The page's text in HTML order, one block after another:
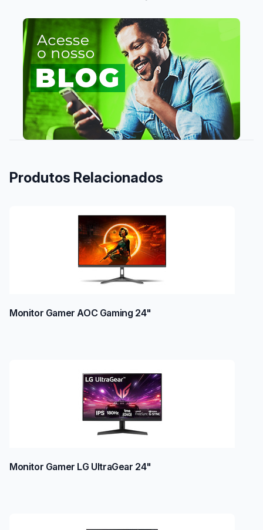
Produtos Relacionados
Monitor Gamer AOC Gaming 24"
Monitor Gamer LG UltraGear 24"